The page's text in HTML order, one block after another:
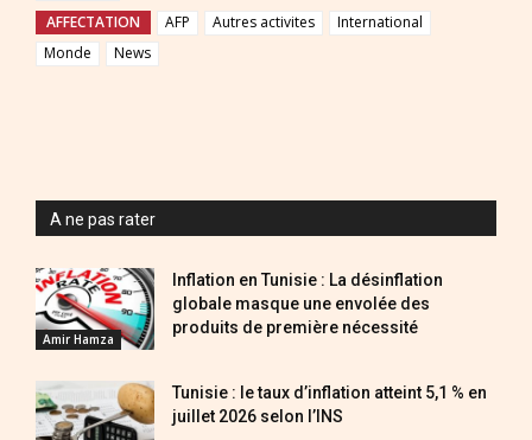
AFFECTATION
AFP Autres activites
International
Monde
News
A ne pas rater
Amir Hamza
Inflation en Tunisie : La désinflation
globale masque une envolée des
produits de première nécessité
Tunisie : le taux d’inflation atteint 5,1 % en
juillet 2026 selon l’INS